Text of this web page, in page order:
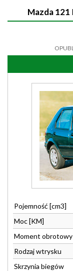
Mazda 121
Pojemność [cm3]
Moc [KM]
Moment obrotowy
Rodzaj wtrysku
Skrzynia biegów